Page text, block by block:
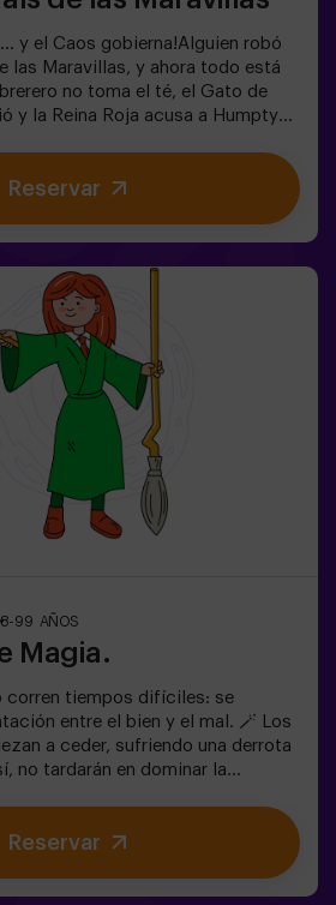
y el Caos gobierna!Alguien robó
las Maravillas, y ahora todo está
no toma el té, el Gato de
y la Reina Roja acusa a Humpty
este escape room lleno de
que:✔ Resolver enigmas
le gustan al Sombrerero).✔
de las Maravillas desaparezca para
a entrar en este mundo donde la
el reloj sí corre en tu contra?✅
| planes con amigos |
| team building❗ Niños menores de
de un adulto. Existe la
un monitor para acompañarlos en
las condiciones.
Reservar
8-99 AÑOS
Magia.
corren tiempos difíciles: se
entre el bien y el mal. 🪄 Los
a ceder, sufriendo una derrota
no tardarán en dominar la
poder de la piedra filosofal.
pero... ¡nadie ha conseguido
de la magia! Os espera la
Reservar